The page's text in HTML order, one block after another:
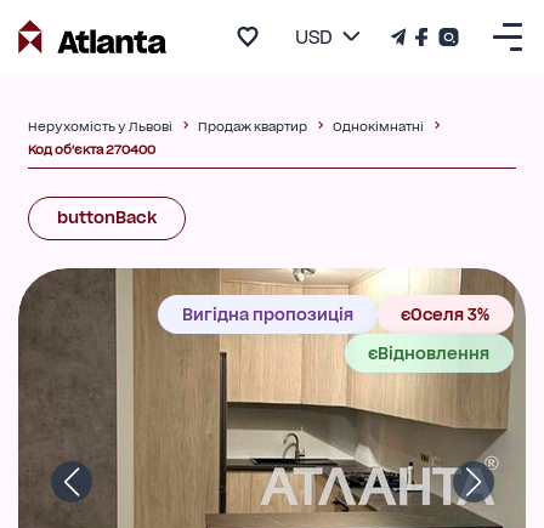
USD
Нерухомість у Львові Продаж квартир
Однокімнатні
Код об'єкта 270400
buttonBack
Вигідна пропозиція
єОселя 3%
єВідновлення